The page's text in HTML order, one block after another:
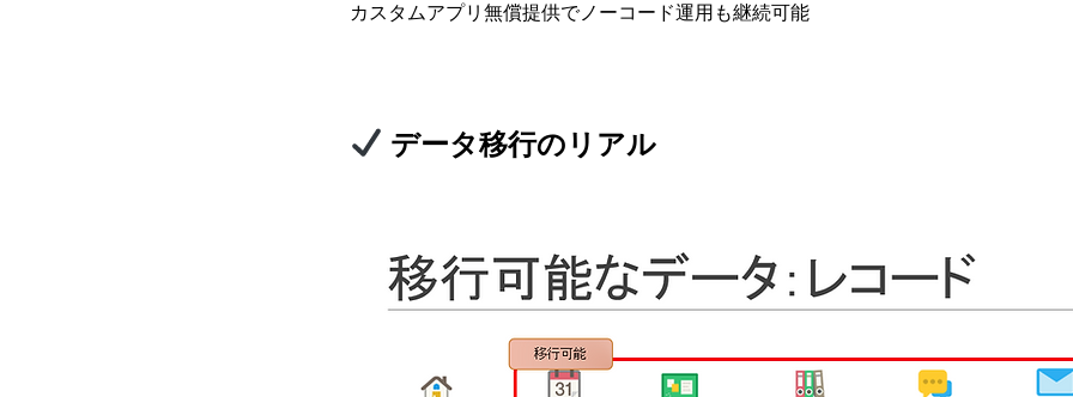
カスタムアプリ無償提供でノーコード運用も継続可能
データ移行のリアル